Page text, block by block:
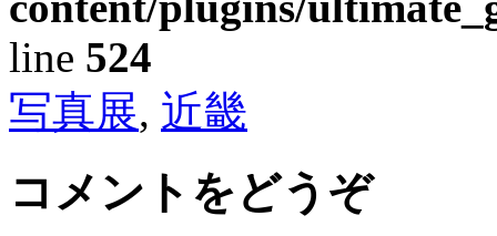
line 524
写真展, 近畿
コメントをどうぞ